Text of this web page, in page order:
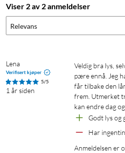
Viser 2 av 2 anmeldelser
Relevans
Lena
Verifisert kjøper
5/5
1 år siden
Veldig bra lys, selv om jeg bare har satt inn én
pære ennå. Jeg
får tilbake den
frem. Utmerket
kan endre dag
Godt lys og
Har
Anmeldelsen er